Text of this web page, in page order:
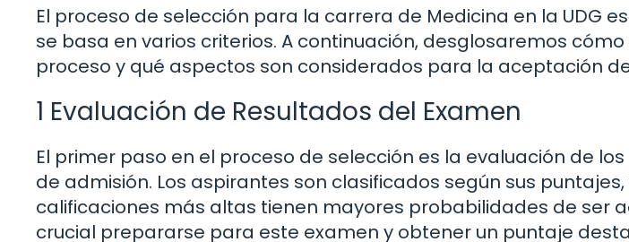
El proceso de selección para la carrera de Medicina en la UDG
se basa en varios criterios. A continuación, desglosaremos
proceso y qué aspectos son considerados para la aceptación
1 Evaluación de Resultados del Examen
El primer paso en el proceso de selección es la evaluación de
de admisión. Los aspirantes son clasificados según sus
calificaciones más altas tienen mayores probabilidades de ser
crucial prepararse para este examen y obtener un puntaje